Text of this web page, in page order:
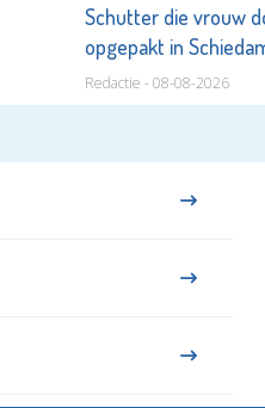
Schutter die vrouw
opgepakt in
Redactie - 08-08-2026